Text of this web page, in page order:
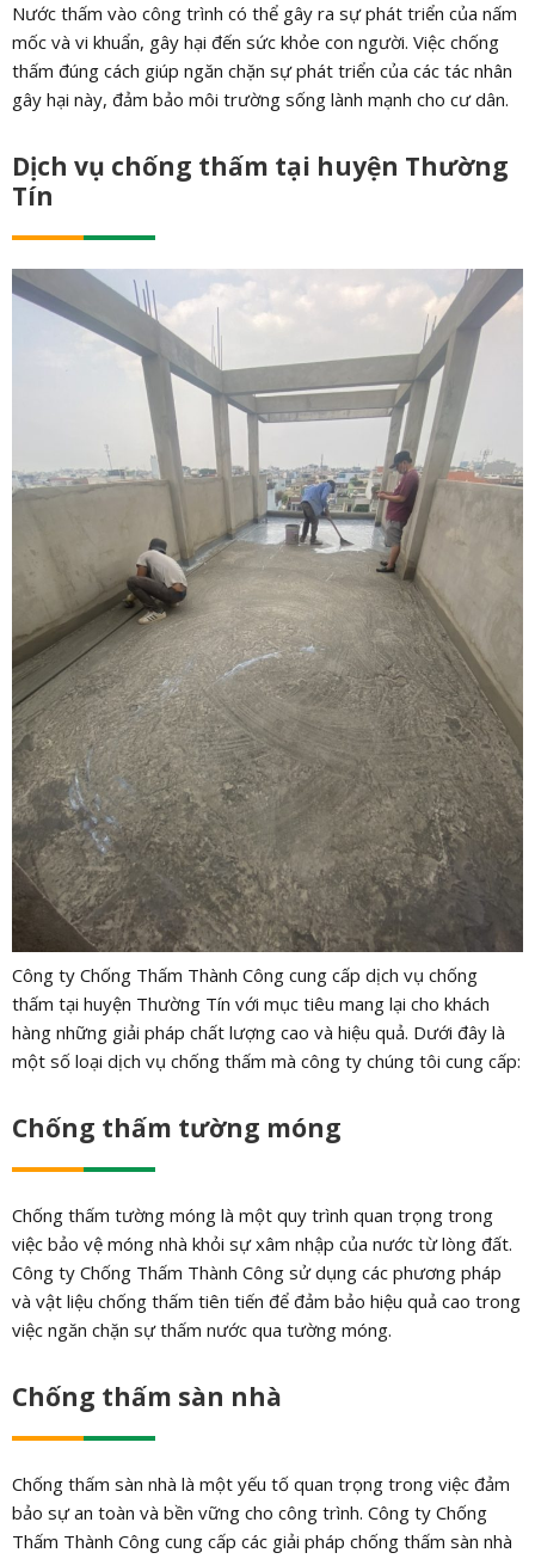
Nước thấm vào công trình có thể gây ra sự phát triển của nấm
mốc và vi khuẩn, gây hại đến sức khỏe con người. Việc chống
thấm đúng cách giúp ngăn chặn sự phát triển của các tác nhân
gây hại này, đảm bảo môi trường sống lành mạnh cho cư dân.
Dịch vụ chống thấm tại huyện Thường
Tín
Công ty Chống Thấm Thành Công cung cấp dịch vụ chống
thấm tại huyện Thường Tín với mục tiêu mang lại cho khách
hàng những giải pháp chất lượng cao và hiệu quả. Dưới đây là
một số loại dịch vụ chống thấm mà công ty chúng tôi cung cấp:
Chống thấm tường móng
Chống thấm tường móng là một quy trình quan trọng trong
việc bảo vệ móng nhà khỏi sự xâm nhập của nước từ lòng đất.
Công ty Chống Thấm Thành Công sử dụng các phương pháp
và vật liệu chống thấm tiên tiến để đảm bảo hiệu quả cao trong
việc ngăn chặn sự thấm nước qua tường móng.
Chống thấm sàn nhà
Chống thấm sàn nhà là một yếu tố quan trọng trong việc đảm
bảo sự an toàn và bền vững cho công trình. Công ty Chống
Thấm Thành Công cung cấp các giải pháp chống thấm sàn nhà